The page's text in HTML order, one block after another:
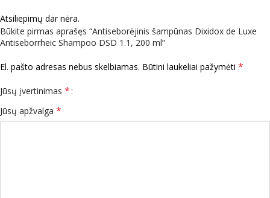
Atsiliepimų dar nėra.
Būkite pirmas aprašęs “Antiseborėjinis šampūnas Dixidox de Luxe
Antiseborrheic Shampoo DSD 1.1, 200 ml”
El. pašto adresas nebus skelbiamas. Būtini laukeliai pažymėti *
Jūsų įvertinimas *
Jūsų apžvalga *